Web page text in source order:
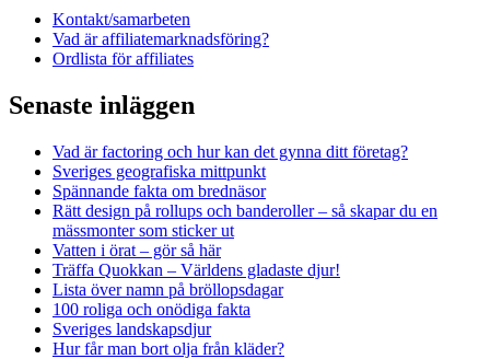
Kontakt/samarbeten
Vad är affiliatemarknadsföring?
Ordlista för affiliates
Senaste inläggen
Vad är factoring och hur kan det gynna ditt företag?
Sveriges geografiska mittpunkt
Spännande fakta om brednäsor
Rätt design på rollups och banderoller – så skapar du en
mässmonter som sticker ut
Vatten i örat – gör så här
Träffa Quokkan – Världens gladaste djur!
Lista över namn på bröllopsdagar
100 roliga och onödiga fakta
Sveriges landskapsdjur
Hur får man bort olja från kläder?